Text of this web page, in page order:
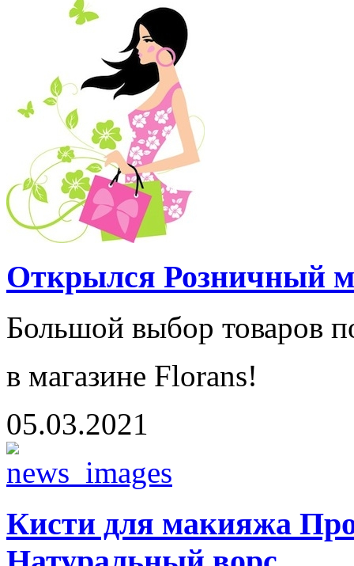
Открылся Розничный
Большой выбор товаров
в магазине Florans!
05.03.2021
Кисти для макияжа